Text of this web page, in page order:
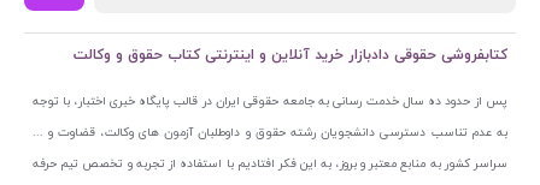
کتابفروشی حقوقی دادبازار خرید آنلاین و اینترنتی کتاب حقوق و وکالت
پس از حدود ده سال خدمت رسانی به جامعه حقوقی ایران در قالب پایگاه خبری اختبار، با توجه
به عدم تناسب دسترسی دانشجویان رشته حقوق و داوطلبان آزمون های وکالت، قضاوت و ...
سراسر کشور به منابع معتبر و بروز، به این فکر افتادیم با استفاده از تجربه و تخصص تیم حرفه